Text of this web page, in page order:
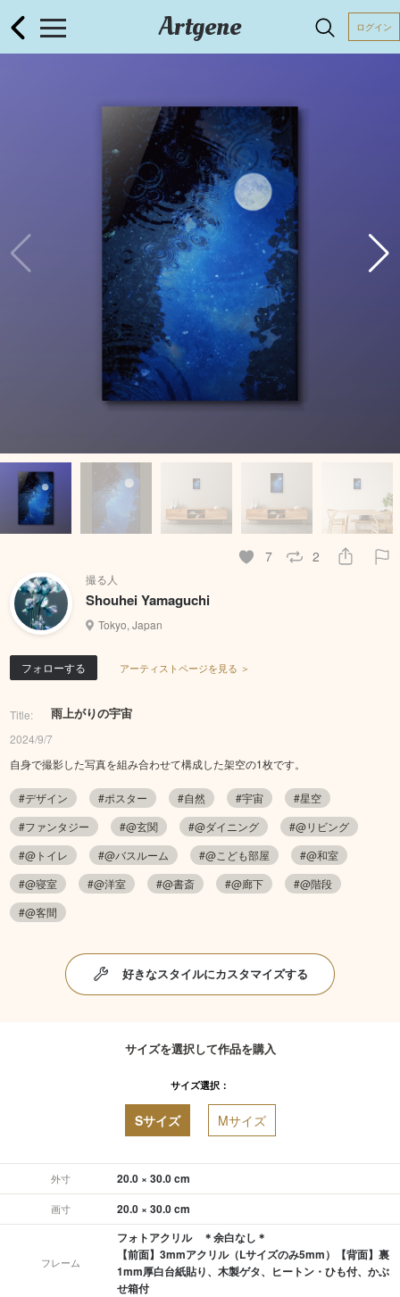
Artgene ログイン
7 2
撮る人
Shouhei Yamaguchi
Tokyo, Japan
フォローする アーティストページを見る ＞
Title: 雨上がりの宇宙
2024/9/7
自身で撮影した写真を組み合わせて構成した架空の1枚です。
#デザイン #ポスター #自然 #宇宙
#星空
#ファンタジー
#@玄関 #@ダイニング
#@リビング
#@トイレ
#@バスルーム #@こども部屋
#@和室
#@寝室
#@洋室 #@書斎 #@廊下
#@階段
#@客間
好きなスタイルにカスタマイズする
サイズを選択して作品を購入
サイズ選択：
Sサイズ Mサイズ
外寸 20.0 × 30.0 cm
画寸 20.0 × 30.0 cm
フレーム
フォトアクリル ＊余白なし＊
【前面】3mmアクリル（Lサイズのみ5mm）【背面】裏
1mm厚白台紙貼り、木製ゲタ、ヒートン・ひも付、かぶ
せ箱付